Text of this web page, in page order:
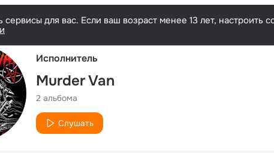
для вас. Если ваш возраст менее 13 лет, настроить
Исполнитель
Murder Van
2 альбома
Слушать